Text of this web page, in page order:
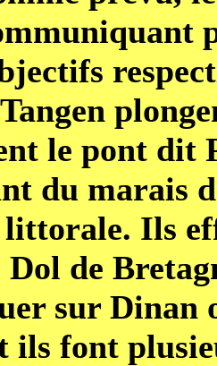
le pont dit
du marais
Ils
Dol de
sur Dinan
ils font